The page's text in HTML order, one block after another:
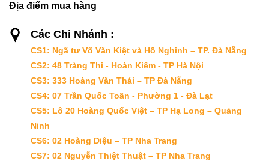
Địa điểm mua hàng
Các Chi Nhánh :
CS1: Ngã tư Võ Văn Kiệt và Hồ Nghinh – TP. Đà Nẵng
CS2: 48 Tràng Thi - Hoàn Kiếm - TP Hà Nội
CS3: 333 Hoàng Văn Thái – TP Đà Nẵng
CS4: 07 Trần Quốc Toãn - Phường 1 - Đà Lạt
CS5: Lô 20 Hoàng Quốc Việt – TP Hạ Long – Quảng
Ninh
CS6: 02 Hoàng Diệu – TP Nha Trang
CS7: 02 Nguyễn Thiệt Thuật – TP Nha Trang